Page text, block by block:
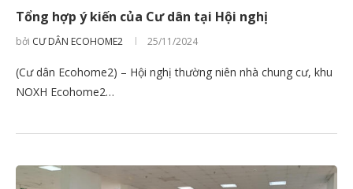
Tổng hợp ý kiến của Cư dân tại Hội nghị
bởi CƯ DÂN ECOHOME2 25/11/2024
(Cư dân Ecohome2) – Hội nghị thường niên nhà chung cư, khu
NOXH Ecohome2…